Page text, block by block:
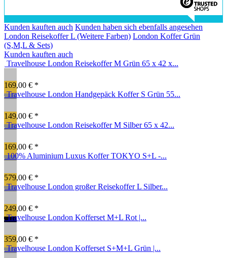
Kunden kauften auch Kunden haben sich ebenfalls angesehen
London Reisekoffer L (Weitere Farben) London Koffer Grün
(S,M,L & Sets)
Kunden kauften auch
Travelhouse London Reisekoffer M Grün 65 x 42 x...
169,00 € *
Travelhouse London Handgepäck Koffer S Grün 55...
149,00 € *
Travelhouse London Reisekoffer M Silber 65 x 42...
169,00 € *
100% Aluminium Luxus Koffer TOKYO S+L -...
579,00 € *
Travelhouse London großer Reisekoffer L Silber...
249,00 € *
Travelhouse London Kofferset M+L Rot |...
359,00 € *
Travelhouse London Kofferset S+M+L Grün |...